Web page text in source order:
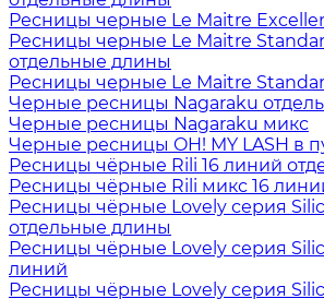
Ресницы черные Le Maitre
Ресницы черные Le Maitre
отдельные длины
Ресницы черные Le Maitre
Черные ресницы Nagaraku
Черные ресницы Nagaraku микс
Черные ресницы OH! MY LASH в
Ресницы чёрные Rili 16 линий
Ресницы чёрные Rili микс 16
Ресницы чёрные Lovely серия
отдельные длины
Ресницы чёрные Lovely серия
линий
Ресницы чёрные Lovely серия